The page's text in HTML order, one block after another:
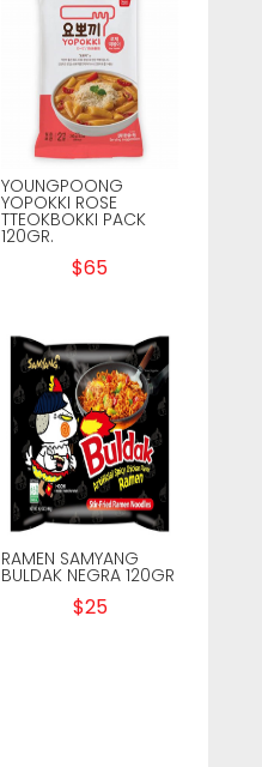
YOUNGPOONG
YOPOKKI ROSE
TTEOKBOKKI PACK
120GR.
$65
RAMEN SAMYANG
BULDAK NEGRA 120GR
$25